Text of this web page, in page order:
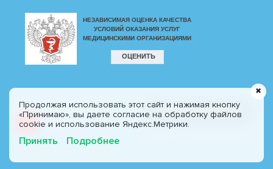
Разработка сайта
CIT Profi.ru
8 (800) 100-77-30
Продолжая использовать этот сайт и нажимая кнопку
«Принимаю», вы даете согласие на обработку файлов
cookie и использование Яндекс.Метрики.
Принять Подробнее
✖